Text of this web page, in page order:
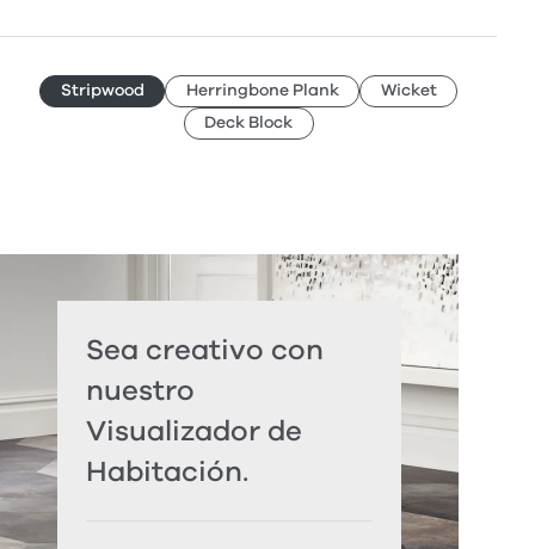
Stripwood Herringbone Plank
Wicket
Deck Block
Sea creativo con
nuestro
Visualizador de
Habitación.